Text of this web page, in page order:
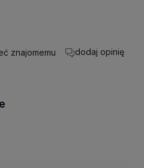
znajomemu dodaj opinię